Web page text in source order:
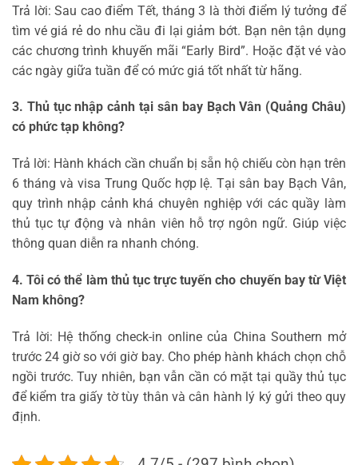
Trả lời: Sau cao điểm Tết, tháng 3 là thời điểm lý tưởng để
tìm vé giá rẻ do nhu cầu đi lại giảm bớt. Bạn nên tận dụng
các chương trình khuyến mãi “Early Bird”. Hoặc đặt vé vào
các ngày giữa tuần để có mức giá tốt nhất từ hãng.
3. Thủ tục nhập cảnh tại sân bay Bạch Vân (Quảng Châu)
có phức tạp không?
Trả lời: Hành khách cần chuẩn bị sẵn hộ chiếu còn hạn trên
6 tháng và visa Trung Quốc hợp lệ. Tại sân bay Bạch Vân,
quy trình nhập cảnh khá chuyên nghiệp với các quầy làm
thủ tục tự động và nhân viên hỗ trợ ngôn ngữ. Giúp việc
thông quan diễn ra nhanh chóng.
4. Tôi có thể làm thủ tục trực tuyến cho chuyến bay từ Việt
Nam không?
Trả lời: Hệ thống check-in online của China Southern mở
trước 24 giờ so với giờ bay. Cho phép hành khách chọn chỗ
ngồi trước. Tuy nhiên, bạn vẫn cần có mặt tại quầy thủ tục
để kiểm tra giấy tờ tùy thân và cân hành lý ký gửi theo quy
định.